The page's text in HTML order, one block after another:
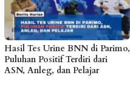
Hasil Tes Urine BNN di Parimo,
Puluhan Positif Terdiri dari
ASN, Anleg, dan Pelajar